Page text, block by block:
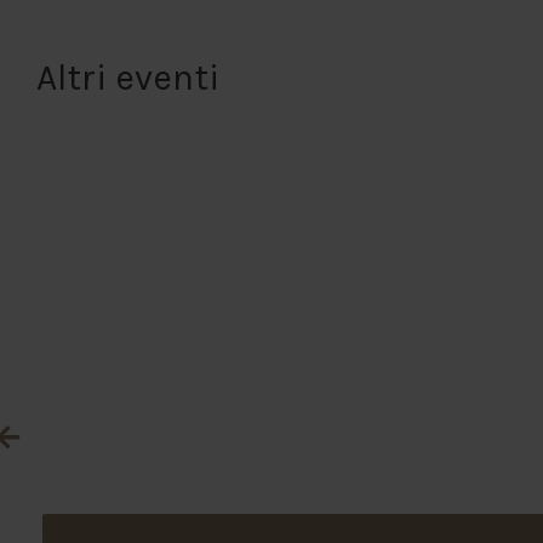
Altri eventi